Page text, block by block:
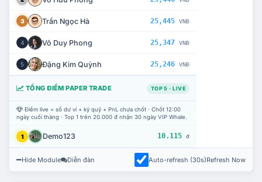
3 Trần Ngọc Hà 25,445 VNĐ
4 Võ Duy Phong 25,347 VNĐ
5 Đặng Kim Quỳnh 25,246 VNĐ
TỔNG ĐIỂM PAPER TRADE TOP 5 · LIVE
Điểm live = số dư ví + ký quỹ + PnL chưa chốt · Chốt 12:00
ngày cuối tháng · Top 1 trên 20.000 đ nhận 30 ngày VIP Whale.
1 Demo123 10.115 đ
Hide Module Diễn đàn Auto-refresh (30s)Refresh Now